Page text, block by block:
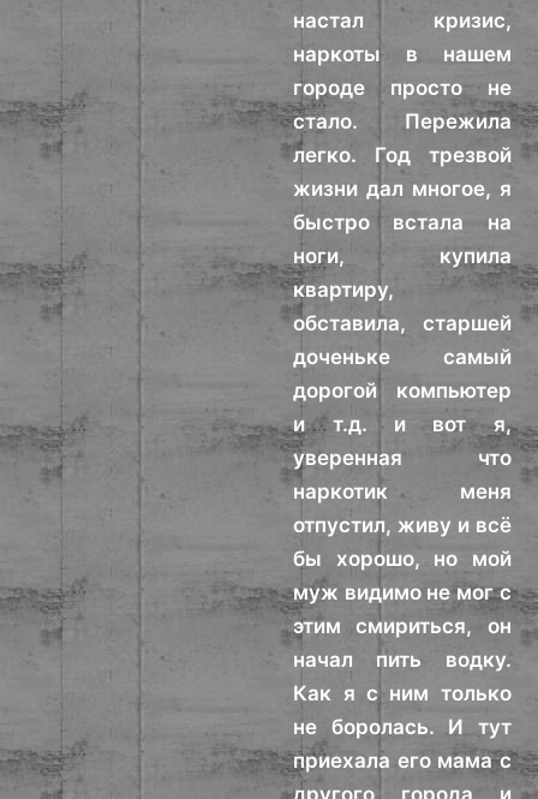
настал кризис,
наркоты в нашем
городе просто не
стало. Пережила
легко. Год трезвой
жизни дал многое, я
быстро встала на
ноги, купила
квартиру,
обставила, старшей
доченьке самый
дорогой компьютер
и т.д. и вот я,
уверенная что
наркотик меня
отпустил, живу и всё
бы хорошо, но мой
муж видимо не мог с
этим смириться, он
начал пить водку.
Как я с ним только
не боролась. И тут
приехала его мама с
другого города и